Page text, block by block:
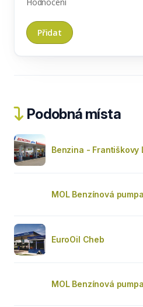
Podobná místa
Benzina - Františkovy
MOL Benzínová
EuroOil Cheb
MOL Benzínová